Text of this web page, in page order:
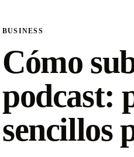
BUSINESS
Cómo
podcast:
sencillos